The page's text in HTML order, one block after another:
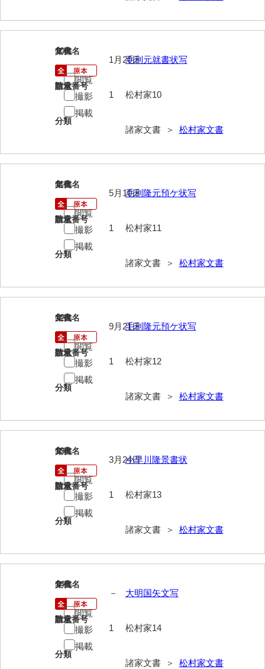
小野家文書
影山家文書
鹿島家文書
梶山家文書
鍛冶利吉文書
堅田家文書（一般郷土伝来）
堅田家文書（山口市）
堅田家文書（山口市２）
片山家文書（阿東町）
片山家文書（下関市豊浦）
月輪寺文書
勝間田家文書
桂家文書（防府市）
桂家文書（宇部市1）
桂家文書（宇部市2）
門井家文書
金津家文書
金谷家文書
金子家文書
上矢田井手文書
嘉村家文書
亀田家文書
10
文書名
毛利元就書状写
請求番号
松村家10
分類
諸家文書 ＞ 松村家文書
年代
1月20日
数量
1
閲覧
撮影
掲載
11
文書名
毛利隆元預ケ状写
請求番号
松村家11
分類
諸家文書 ＞ 松村家文書
年代
5月10日
数量
1
閲覧
撮影
掲載
12
文書名
毛利隆元預ケ状写
請求番号
松村家12
分類
諸家文書 ＞ 松村家文書
年代
9月21日
数量
1
閲覧
撮影
掲載
13
文書名
小早川隆景書状
請求番号
松村家13
分類
諸家文書 ＞ 松村家文書
年代
3月24日
数量
1
閲覧
撮影
掲載
14
文書名
大明国矢文写
請求番号
松村家14
分類
諸家文書 ＞ 松村家文書
年代
－
数量
1
閲覧
撮影
掲載